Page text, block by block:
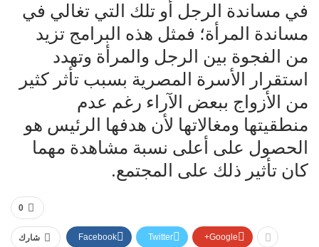
في مساندة الرجل أو تلك التي تغالي في
مساندة المرأة؛ فمثل هذه البرامج تزيد
من الفجوة بين الرجل والمرأة وتهدد
استقرار الأسرة المصرية بسبب تأثر كثير
من الأزواج ببعض الآراء رغم عدم
منطقيتها ومغالاتها لأن هدفها الرئيس هو
الحصول على أعلى نسبة مشاهدة مهما
كان تأثير ذلك على المجتمع.
0
شارك Facebook Twitter Google+